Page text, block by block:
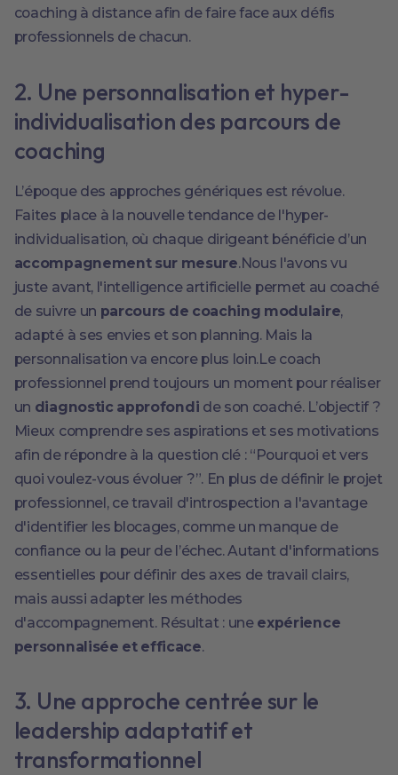
coaching à distance afin de faire face aux défis
professionnels de chacun.
2. Une personnalisation et hyper-
individualisation des parcours de
coaching
L’époque des approches génériques est révolue.
Faites place à la nouvelle tendance de l'hyper-
individualisation, où chaque dirigeant bénéficie d’un
accompagnement sur mesure.Nous l'avons vu
juste avant, l'intelligence artificielle permet au coaché
de suivre un parcours de coaching modulaire,
adapté à ses envies et son planning. Mais la
personnalisation va encore plus loin.Le coach
professionnel prend toujours un moment pour réaliser
un diagnostic approfondi de son coaché. L’objectif ?
Mieux comprendre ses aspirations et ses motivations
afin de répondre à la question clé : “Pourquoi et vers
quoi voulez-vous évoluer ?”. En plus de définir le projet
professionnel, ce travail d'introspection a l'avantage
d'identifier les blocages, comme un manque de
confiance ou la peur de l’échec. Autant d'informations
essentielles pour définir des axes de travail clairs,
mais aussi adapter les méthodes
d'accompagnement. Résultat : une expérience
personnalisée et efficace.
3. Une approche centrée sur le
leadership adaptatif et
transformationnel